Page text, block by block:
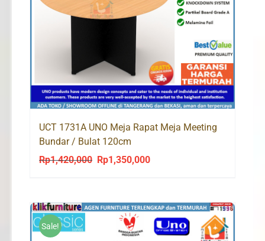
UCT 1731A UNO Meja Rapat Meja Meeting
Bundar / Bulat 120cm
Rp1,420,000
Original
Rp1,420,000.
Rp1,350,000Current
Rp1,350,000.
Sale!